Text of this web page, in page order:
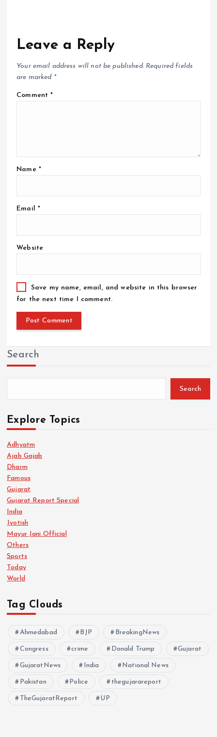
Leave a Reply
Your email address will not be published. Required fields
are marked *
Comment*
Name *
Email *
Website
Save my name, email, and website in this browser
for the next time I comment.
Search
Search
Explore Topics
Adhyatm
Ajab Gajab
Dharm
Famous
Gujarat
Gujarat Report Special
India
Jyotish
Mayur Jani Official
Others
Sports
Today
World
Tag Clouds
Ahmedabad BJP BreakingNews
Congress crime Donald Trump Gujarat
GujaratNews India National News
Pakistan Police thegujarareport
TheGujaratReport UP